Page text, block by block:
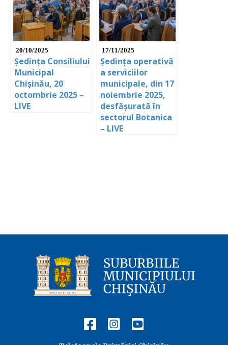
20/10/2025
Ședința Consiliului
Municipal
Chișinău, 20
octombrie 2025 –
LIVE
17/11/2025
Ședința operativă
a serviciilor
municipale, din 17
noiembrie 2025,
desfășurată în
sectorul Botanica
– LIVE